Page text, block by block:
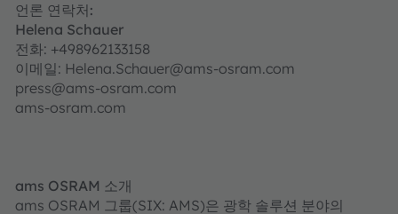
언론 연락처:
Helena Schauer
전화: +498962133158
이메일: Helena.Schauer@ams-osram.com
press@ams-osram.com
ams-osram.com
ams OSRAM 소개
ams OSRAM 그룹(SIX: AMS)은 광학 솔루션 분야의